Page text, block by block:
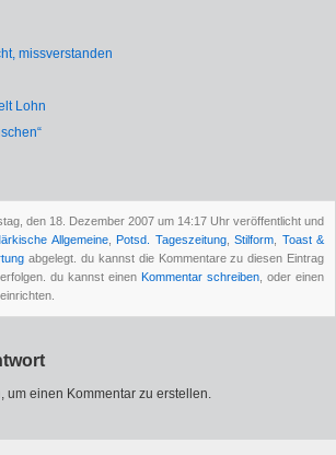
missverstanden
Lohn
den 18. Dezember 2007 um 14:17 Uhr veröffentlicht und
Allgemeine,Potsd. Tageszeitung,Stilform
Toast &
abgelegt. du kannst die Kommentare zu diesen Eintrag
du kannst einen Kommentar schreiben , oder einen
um einen Kommentar zu erstellen.